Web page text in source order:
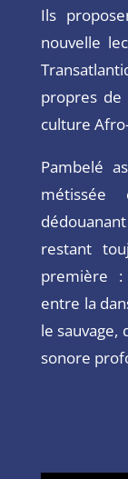
Ils
nouvelle
propres
culture
Pambelé
métissée
restant
première
entre la
le sauvage,
sonore